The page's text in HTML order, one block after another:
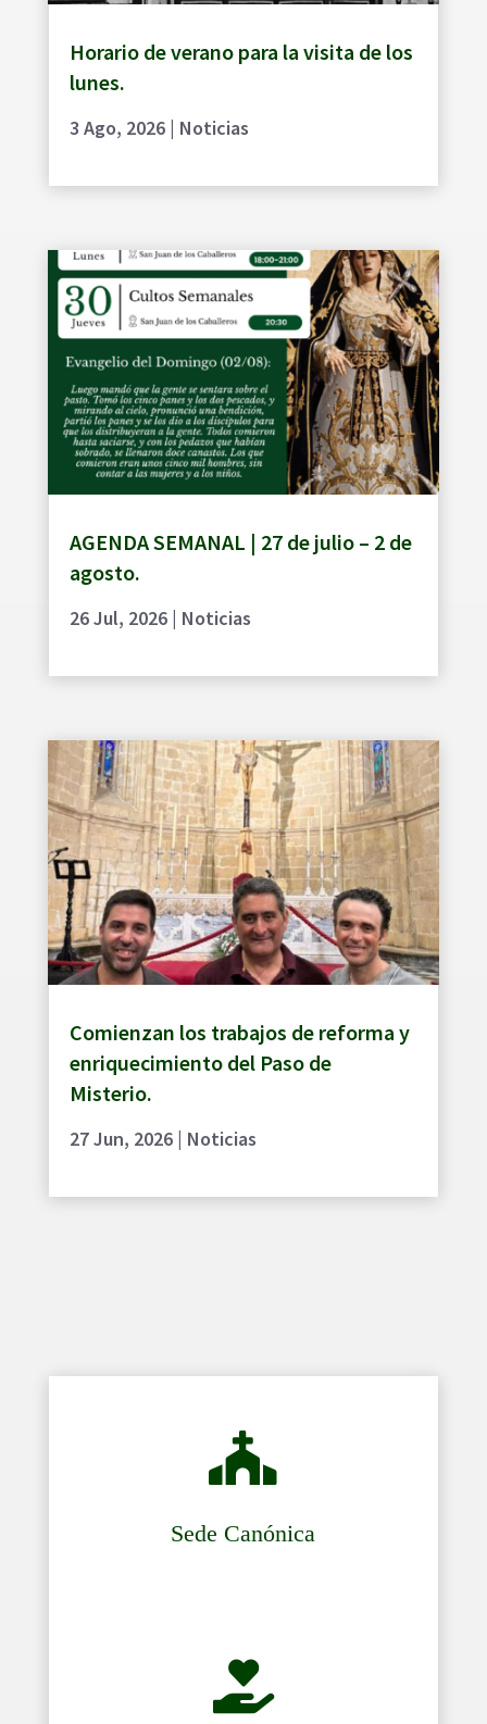
Horario de verano para la visita de los
lunes.
3 Ago, 2026| Noticias
AGENDA SEMANAL | 27 de julio – 2 de
agosto.
26 Jul, 2026| Noticias
Comienzan los trabajos de reforma y
enriquecimiento del Paso de
Misterio.
27 Jun, 2026| Noticias

Sede Canónica
